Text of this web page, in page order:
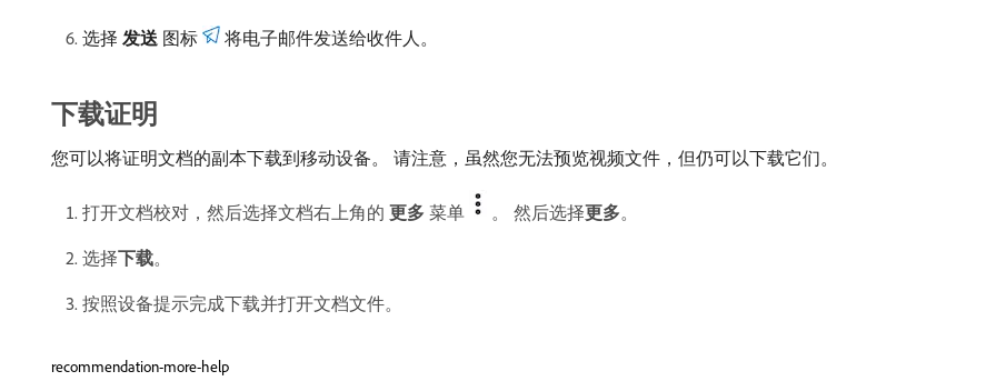
选择​ 发送 ​图标 将电子邮件发送给收件人。
下载证明
您可以将证明文档的副本下载到移动设备。 请注意，虽然您无法预览视频文件，但仍可以下载它们。
打开文档校对，然后选择文档右上角的​ 更多 ​菜单 。 然后选择​更多。
选择​下载。
按照设备提示完成下载并打开文档文件。
recommendation-more-help